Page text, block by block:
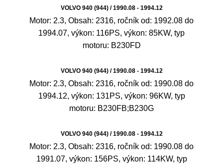
VOLVO 940 (944) / 1990.08 - 1994.12
Motor: 2.3, Obsah: 2316, ročník od: 1992.08 do
1994.07, výkon: 116PS, výkon: 85KW, typ
motoru: B230FD
VOLVO 940 (944) / 1990.08 - 1994.12
Motor: 2.3, Obsah: 2316, ročník od: 1990.08 do
1994.12, výkon: 131PS, výkon: 96KW, typ
motoru: B230FB;B230G
VOLVO 940 (944) / 1990.08 - 1994.12
Motor: 2.3, Obsah: 2316, ročník od: 1990.08 do
1991.07, výkon: 156PS, výkon: 114KW, typ